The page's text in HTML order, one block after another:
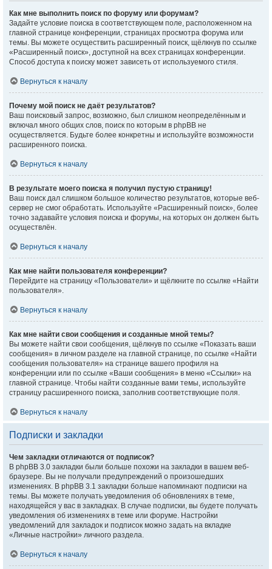
Как мне выполнить поиск по форуму или форумам?
Задайте условие поиска в соответствующем поле, расположенном на
главной странице конференции, страницах просмотра форума или
темы. Вы можете осуществить расширенный поиск, щёлкнув по ссылке
«Расширенный поиск», доступной на всех страницах конференции.
Способ доступа к поиску может зависеть от используемого стиля.
Вернуться к началу
Почему мой поиск не даёт результатов?
Ваш поисковый запрос, возможно, был слишком неопределённым и
включал много общих слов, поиск по которым в phpBB не
осуществляется. Будьте более конкретны и используйте возможности
расширенного поиска.
Вернуться к началу
В результате моего поиска я получил пустую страницу!
Ваш поиск дал слишком большое количество результатов, которые веб-
сервер не смог обработать. Используйте «Расширенный поиск», более
точно задавайте условия поиска и форумы, на которых он должен быть
осуществлён.
Вернуться к началу
Как мне найти пользователя конференции?
Перейдите на страницу «Пользователи» и щёлкните по ссылке «Найти
пользователя».
Вернуться к началу
Как мне найти свои сообщения и созданные мной темы?
Вы можете найти свои сообщения, щёлкнув по ссылке «Показать ваши
сообщения» в личном разделе на главной странице, по ссылке «Найти
сообщения пользователя» на странице вашего профиля на
конференции или по ссылке «Ваши сообщения» в меню «Ссылки» на
главной странице. Чтобы найти созданные вами темы, используйте
страницу расширенного поиска, заполнив соответствующие поля.
Вернуться к началу
Подписки и закладки
Чем закладки отличаются от подписок?
В phpBB 3.0 закладки были больше похожи на закладки в вашем веб-
браузере. Вы не получали предупреждений о произошедших
изменениях. В phpBB 3.1 закладки больше напоминают подписки на
темы. Вы можете получать уведомления об обновлениях в теме,
находящейся у вас в закладках. В случае подписки, вы будете получать
уведомления об изменениях в теме или форуме. Настройки
уведомлений для закладок и подписок можно задать на вкладке
«Личные настройки» личного раздела.
Вернуться к началу